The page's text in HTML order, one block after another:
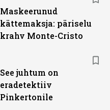
Maskeerunud
kättemaksja: päriselu
krahv Monte-Cristo
See juhtum on
eradetektiiv
Pinkertonile